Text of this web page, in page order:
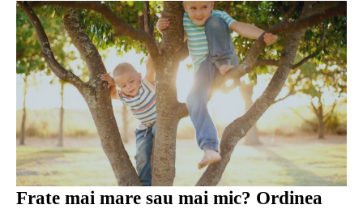
Frate mai mare sau mai mic? Ordinea